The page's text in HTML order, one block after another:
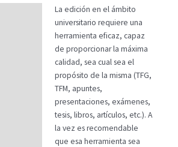
La edición en el ámbito
universitario requiere una
herramienta eficaz, capaz
de proporcionar la máxima
calidad, sea cual sea el
propósito de la misma (TFG,
TFM, apuntes,
presentaciones, exámenes,
tesis, libros, artículos, etc.). A
la vez es recomendable
que esa herramienta sea